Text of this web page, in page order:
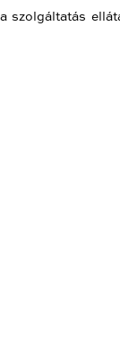
szolgáltatás